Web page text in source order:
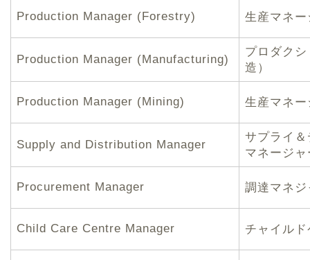
Production Manager (Forestry) 生産マネ
Production Manager (Manufacturing)
プロダク
造）
Production Manager (Mining) 生産マネ
Supply and Distribution Manager
サプライ
マネージャ
Procurement Manager 調達マネジ
Child Care Centre Manager チャイル